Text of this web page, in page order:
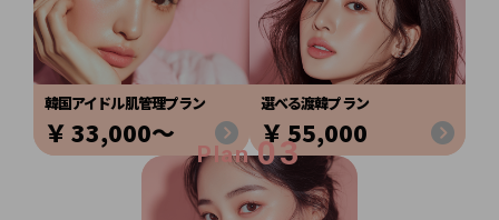
韓国アイドル肌管理プラン
33,000〜
選べる渡韓プラン
55,000
Plan 03